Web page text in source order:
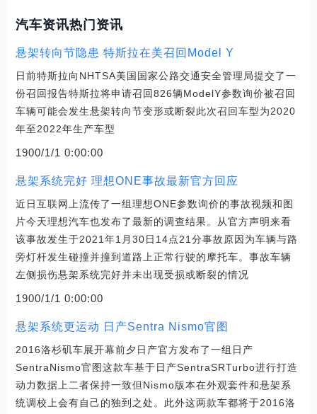
汽车资讯热门资讯
悬架转向节隐患 特斯拉在美召回Model Y
日前特斯拉向NHTSA美国国家公路交通安全管理局提交了一
份召回报告特斯拉将申请召回826辆ModelY参数询价被召回
车辆可能会发生悬架转向节变形或断裂此次召回车型为2020
年至2022年生产车型
1900/1/1 0:00:00
悬架系统完好 理想ONE事故最新官方回应
近日互联网上流传了一组理想ONE参数询价的事故视频和图
片今天理想汽车也发布了最新的调查结果。从官方声明来看
该事故发生于2021年1月30日14点21分事故原因为车辆与路
旁灯杆发生碰撞并撞到道路上正常行驶的摩托车。事故车辆
左侧损伤悬架系统完好并未出现受损或断裂的情况
1900/1/1 0:00:00
悬架系统更运动 日产Sentra Nismo官图
2016洛杉矶车展开幕前夕日产官方发布了一组日产
SentraNismo官图这款车基于日产SentraSRTurbo进行打造
动力数据上二者保持一致但Nismo版本在外观套件和悬架系
统调校上会有自己的独到之处。此外这两款车都将于2016洛